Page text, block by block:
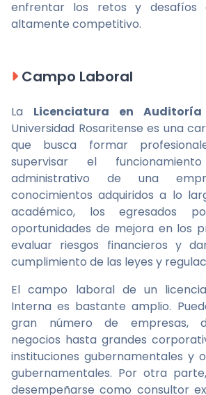
enfrentar los retos y desafíos
altamente competitivo.
Campo Laboral
La Licenciatura en
Universidad Rosaritense es una
que busca formar
supervisar el
administrativo de una
conocimientos adquiridos a lo
académico, los egresados
oportunidades de mejora en los
evaluar riesgos financieros y
cumplimiento de las leyes y
El campo laboral de un
Interna es bastante amplio.
gran número de empresas,
negocios hasta grandes
instituciones gubernamentales y
gubernamentales. Por otra
desempeñarse como consultor